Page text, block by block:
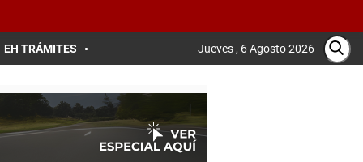
EH TRÁMITES Jueves , 6 Agosto 2026